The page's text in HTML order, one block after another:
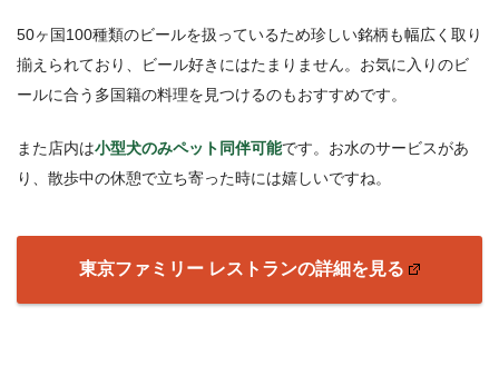
50ヶ国100種類のビールを扱っているため珍しい銘柄も幅広く取り
揃えられており、ビール好きにはたまりません。お気に入りのビ
ールに合う多国籍の料理を見つけるのもおすすめです。
また店内は小型犬のみペット同伴可能です。お水のサービスがあ
り、散歩中の休憩で立ち寄った時には嬉しいですね。
東京ファミリー レストランの詳細を見る